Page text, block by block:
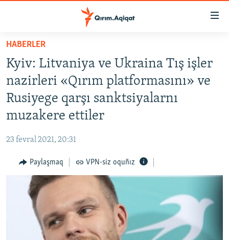
Esas
qaytmaq
Baş
navigatsiyağa
qaytmaq
Qıdıruvğa
SİYASET
İQTİSADİYAT
CEMİYET
İNSAN AQLARI
VİDEO
SÜRET
BLOGLAR
HABERLER
Kyiv: Litvaniya ve Ukraina Tış işler
nazirleri «Qırım platformasını» ve
Rusiyege qarşı sanktsiyalarnı
muzakere ettiler
23 fevral 2021, 20:31
Paylaşmaq VPN-siz oquñız